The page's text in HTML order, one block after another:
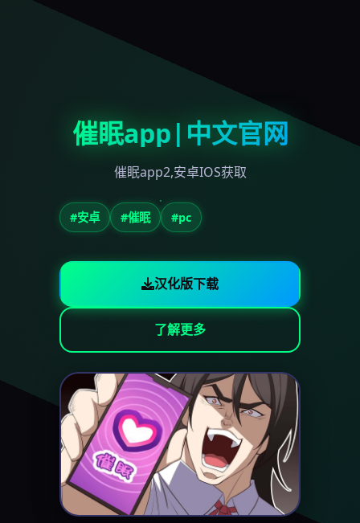
催眠app|中文官网
催眠app2,安卓IOS获取
#安卓 #催眠 #pc
汉化版下载
了解更多